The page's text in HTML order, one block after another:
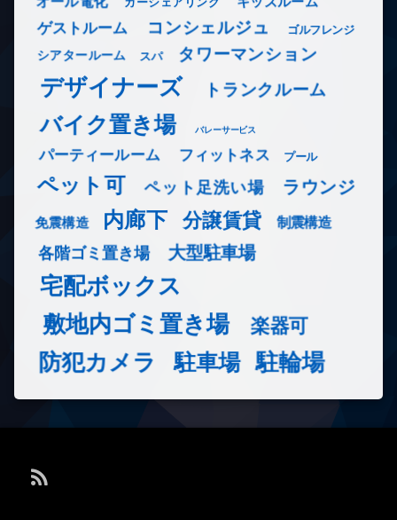
ゲストルーム コンシェルジュ ゴルフレンジ
シアタールーム スパ タワーマンション
デザイナーズ トランクルーム
バイク置き場 バレーサービス
パーティールーム フィットネス プール
ペット可 ペット足洗い場 ラウンジ
免震構造 内廊下 分譲賃貸 制震構造
各階ゴミ置き場 大型駐車場
宅配ボックス
敷地内ゴミ置き場
楽器可
防犯カメラ 駐車場 駐輪場
RSS